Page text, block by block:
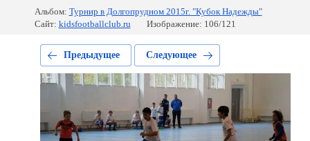
Альбом: Турнир в Долгопрудном 2015г. "Кубок Надежды"
Сайт: kidsfootballclub.ru Изображение: 106/121
Предыдущее Следующее